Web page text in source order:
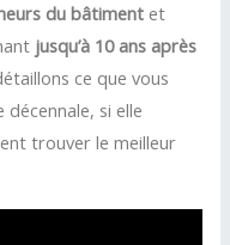
du bâtiment et
jusqu’à 10 ans après
ce que vous
décennale, si elle
trouver le meilleur